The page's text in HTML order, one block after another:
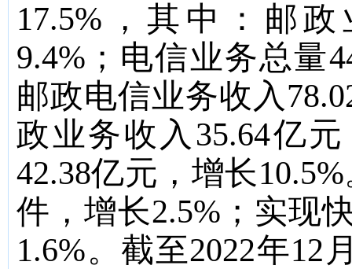
17.5% ，其中：邮
9.4% ；电信业务总量
邮政电信业务收入
政业务收入 35.64亿元
42.38亿元，增长10.5%
件，增长2.5% ；实现
1.6%。截至2022年12